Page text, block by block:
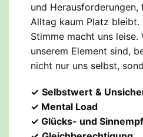
und
Alltag kaum Platz bleibt.
Stimme macht uns leise.
unserem Element sind,
nicht nur uns selbst,
✓ Selbstwert &
✓ Mental Load
✓ Glücks- und